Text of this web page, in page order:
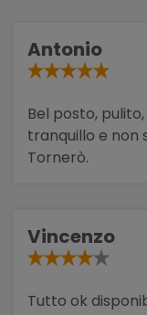
Antonio
Bel posto,
tranquillo e non
Tornerò.
Vincenzo
Tutto ok